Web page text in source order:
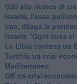
G20 alla ricerca di
Israele, l'asse
Iran, dilaga la
Israele "Ogni cosa
La Libia contesa tra
Turchia tra crisi
Mediterraneo
GB tra crisi